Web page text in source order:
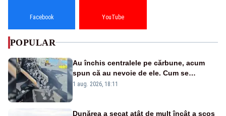
Facebook YouTube
POPULAR
Au închis centralele pe cărbune, acum
spun că au nevoie de ele. Cum se
pasează vina în plină criză energetică
1 aug. 2026, 18:11
Dunărea a secat atât de mult încât a scos